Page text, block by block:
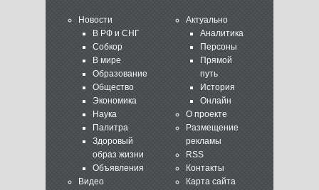
Новости
В РФ и СНГ
Собкор
В мире
Образование
Общество
Экономика
Наука
Палитра
Здоровый
образ жизни
Объявления
Видео
Актуально
Аналитика
Персоны
Прямой
путь
История
Онлайн
О проекте
Размещение
рекламы
RSS
Контакты
Карта сайта